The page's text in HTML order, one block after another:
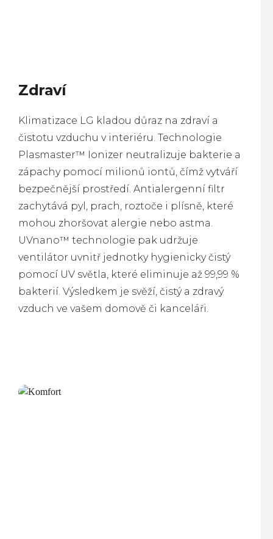
Zdraví
Klimatizace LG kladou důraz na zdraví a
čistotu vzduchu v interiéru. Technologie
Plasmaster™ Ionizer neutralizuje bakterie a
zápachy pomocí milionů iontů, čímž vytváří
bezpečnější prostředí. Antialergenní filtr
zachytává pyl, prach, roztoče i plísně, které
mohou zhoršovat alergie nebo astma.
UVnano™ technologie pak udržuje
ventilátor uvnitř jednotky hygienicky čistý
pomocí UV světla, které eliminuje až 99,99 %
bakterií. Výsledkem je svěží, čistý a zdravý
vzduch ve vašem domově či kanceláři.